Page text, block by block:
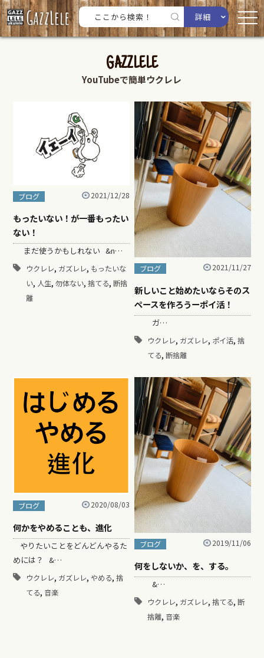
詳細
GAZZLELE
YouTubeで簡単ウクレレ
ブログ 2021/12/28
もったいない！が一番もったい
ない！
まだ使うかもしれない &n…
ウクレレ, ガズレレ, もったいな
い, 人生, 勿体ない, 捨てる, 断捨
離
ブログ 2021/11/27
新しいこと始めたいならそのス
ペースを作ろうーポイ活！
ガ…
ウクレレ, ガズレレ, ポイ活, 捨
てる, 断捨離
ブログ 2020/08/03
何かをやめることも、進化
やりたいことをどんどんやるた
めには？ &…
ウクレレ, ガズレレ, やめる, 捨
てる, 音楽
ブログ 2019/11/06
何をしないか、を、する。
&…
ウクレレ, ガズレレ, 捨てる, 断
捨離, 音楽